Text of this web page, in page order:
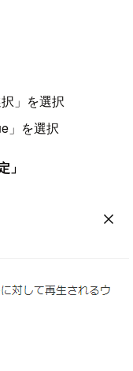
」を選択
」を選択
」